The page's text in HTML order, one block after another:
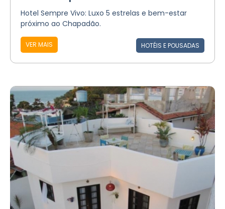
Hotel Sempre Vivo: Luxo 5 estrelas e bem-estar
próximo ao Chapadão.
VER MAIS HOTÉIS E POUSADAS